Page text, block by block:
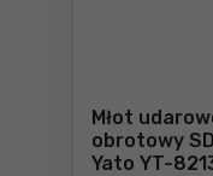
Młot
obrotowy
Yato YT-